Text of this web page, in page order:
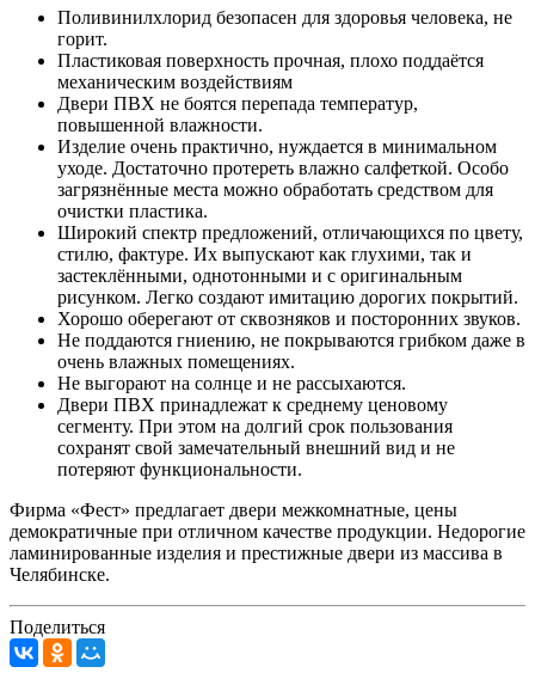
Поливинилхлорид безопасен для здоровья человека, не
горит.
Пластиковая поверхность прочная, плохо поддаётся
механическим воздействиям
Двери ПВХ не боятся перепада температур,
повышенной влажности.
Изделие очень практично, нуждается в минимальном
уходе. Достаточно протереть влажно салфеткой. Особо
загрязнённые места можно обработать средством для
очистки пластика.
Широкий спектр предложений, отличающихся по цвету,
стилю, фактуре. Их выпускают как глухими, так и
застеклёнными, однотонными и с оригинальным
рисунком. Легко создают имитацию дорогих покрытий.
Хорошо оберегают от сквозняков и посторонних звуков.
Не поддаются гниению, не покрываются грибком даже в
очень влажных помещениях.
Не выгорают на солнце и не рассыхаются.
Двери ПВХ принадлежат к среднему ценовому
сегменту. При этом на долгий срок пользования
сохранят свой замечательный внешний вид и не
потеряют функциональности.
Фирма «Фест» предлагает двери межкомнатные, цены
демократичные при отличном качестве продукции. Недорогие
ламинированные изделия и престижные двери из массива в
Челябинске.
Поделиться